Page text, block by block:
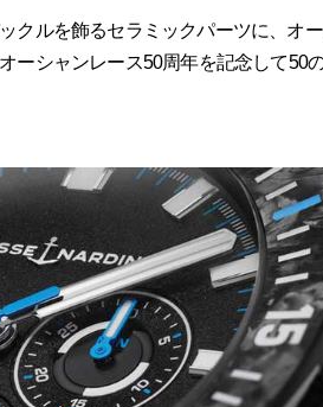
クルを飾るセラミックパーツに、オ
ーシャンレース50周年を記念して50